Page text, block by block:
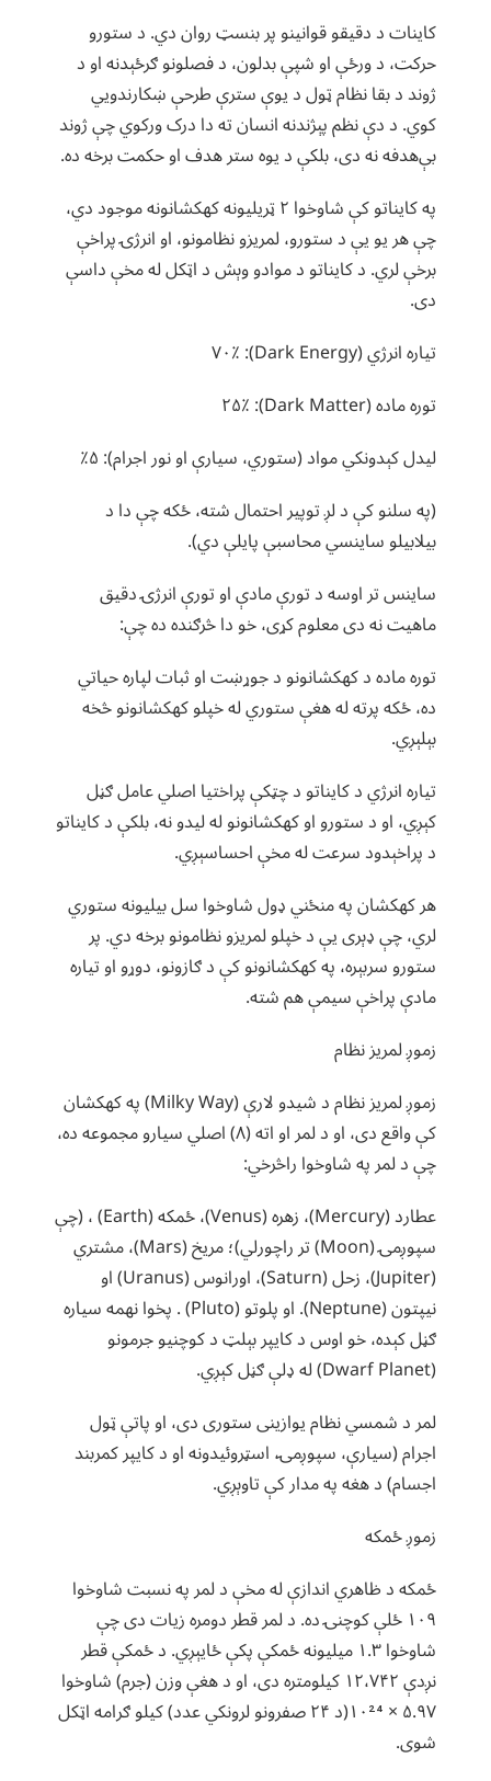
کاینات د دقیقو قوانینو پر بنسټ روان دي. د ستورو
حرکت، د ورځې او شپې بدلون، د فصلونو ګرځېدنه او د
ژوند د بقا نظام ټول د یوې سترې طرحې ښکارندویي
کوي. د دې نظم پېژندنه انسان ته دا درک ورکوي چې ژوند
بې‌هدفه نه دی، بلکې د یوه ستر هدف او حکمت برخه ده.
په کایناتو کې شاوخوا ۲ ټریلیونه کهکشانونه موجود دي،
چې هر یو یې د ستورو، لمریزو نظامونو، او انرژۍ پراخې
برخې لري. د کایناتو د موادو وېش د اټکل له مخې داسې
دی.
تیاره انرژي (Dark Energy): ۷۰٪
توره ماده (Dark Matter): ۲۵٪
لیدل کېدونکي مواد (ستوري، سیارې او نور اجرام): ۵٪
(په سلنو کې د لږ توپیر احتمال شته، ځکه چې دا د
بیلابیلو ساینسي محاسبې پایلې دي).
ساینس تر اوسه د تورې مادې او تورې انرژۍ دقیق
ماهیت نه دی معلوم کړی، خو دا څرګنده ده چې:
توره ماده د کهکشانونو د جوړښت او ثبات لپاره حیاتي
ده، ځکه پرته له هغې ستوري له خپلو کهکشانونو څخه
بېلېږي.
تیاره انرژي د کایناتو د چټکې پراختیا اصلي عامل ګڼل
کېږي، او د ستورو او کهکشانونو له لیدو نه، بلکې د کایناتو
د پراخېدود سرعت له مخې احساسېږي.
هر کهکشان په منځني ډول شاوخوا سل بیلیونه ستوري
لري، چې ډېری یې د خپلو لمریزو نظامونو برخه دي. پر
ستورو سربېره، په کهکشانونو کې د ګازونو، دوړو او تیاره
مادې پراخې سیمې هم شته.
زموږ لمریز نظام
زموږ لمریز نظام د شیدو لارې (Milky Way) په کهکشان
کې واقع دی، او د لمر او اته (۸) اصلي سیارو مجموعه ده،
چې د لمر په شاوخوا راڅرخي:
عطارد (Mercury)، زهره (Venus)، ځمکه (Earth) ، (چې
سپوږمۍ (Moon) تر راچورلي)؛ مریخ (Mars)، مشتري
(Jupiter)، زحل (Saturn)، اورانوس (Uranus) او
نیپتون (Neptune). او پلوتو (Pluto) . پخوا نهمه سیاره
ګڼل کېده، خو اوس د کایپر بېلټ د کوچنيو جرمونو
(Dwarf Planet) له ډلې ګڼل کېږي.
لمر د شمسي نظام یوازینی ستوری دی، او پاتې ټول
اجرام (سیارې، سپوږمۍ، اسټروئیدونه او د کایپر کمربند
اجسام) د هغه په مدار کې تاوېږي.
زموږ ځمکه
ځمکه د ظاهري اندازې له مخې د لمر په نسبت شاوخوا
۱۰۹ ځلې کوچنۍ ده. د لمر قطر دومره زیات دی چې
شاوخوا ۱.۳ میلیونه ځمکې پکې ځایېږي. د ځمکې قطر
نږدې ۱۲،۷۴۲ کیلومتره دی، او د هغې وزن (جرم) شاوخوا
۵.۹۷ × ۱۰²⁴(د ۲۴ صفرونو لرونکي عدد) کیلو ګرامه اټکل
شوی.